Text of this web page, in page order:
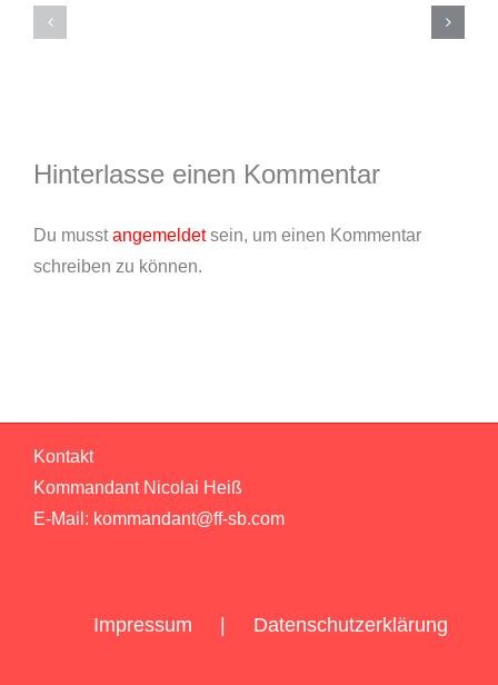
Feuerwehr
Hinterlasse einen Kommentar
Du musstangemeldetsein, um einen Kommentar
schreiben zu können.
Kontakt
Kommandant Nicolai Heiß
E-Mail: kommandant@ff-sb.com
Impressum Datenschutzerklärung